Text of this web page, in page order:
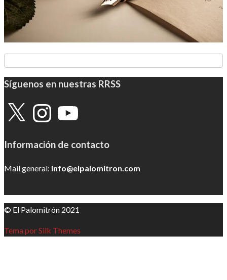
Síguenos en nuestras RRSS
X InstagramYouTube
Información de contacto
Mail general: info@elpalomitron.com
© El Palomitrón 2021
Tema por Silk Themes